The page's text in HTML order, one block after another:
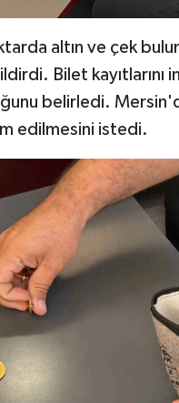
altın ve çek
Bilet kayıtlarını
belirledi.
edilmesini istedi.